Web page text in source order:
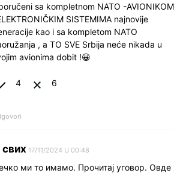
sa kompletnom NATO -AVIONIKOM
SISTEMIMA najnovije
kao i sa kompletom NATO
, a TO SVE Srbija neće nikada u
avionima dobit !😀
4 6
17/11/2024 U 00:48
ми то имамо. Прочитај уговор. Овде